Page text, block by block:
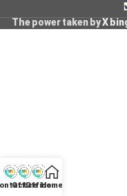
The power taken byX
OfficeOfficeHome